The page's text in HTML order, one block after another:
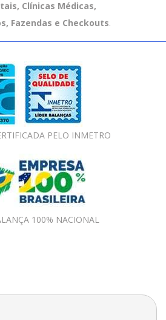
Clínicas Médicas,
Fazendas e Checkouts.
PELO INMETRO
100% NACIONAL